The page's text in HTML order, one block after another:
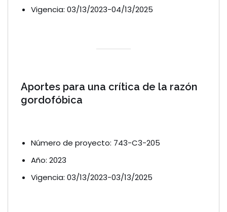
Vigencia: 03/13/2023-04/13/2025
Aportes para una crítica de la razón
gordofóbica
Número de proyecto: 743-C3-205
Año: 2023
Vigencia: 03/13/2023-03/13/2025